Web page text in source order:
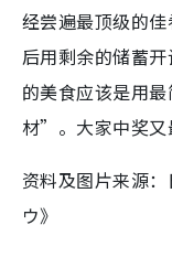
经尝遍最顶级的
后用剩余的储蓄
的美食应该是用
材”。大家中奖又
资料及图片来源
ウ》